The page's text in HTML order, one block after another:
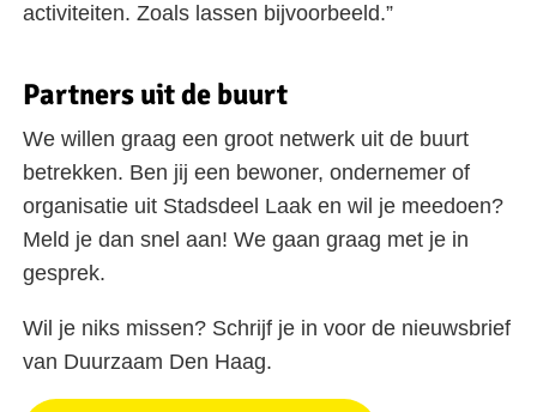
activiteiten. Zoals lassen bijvoorbeeld.”
Partners uit de buurt
We willen graag een groot netwerk uit de buurt
betrekken. Ben jij een bewoner, ondernemer of
organisatie uit Stadsdeel Laak en wil je meedoen?
Meld je dan snel aan! We gaan graag met je in
gesprek.
Wil je niks missen? Schrijf je in voor de nieuwsbrief
van Duurzaam Den Haag.